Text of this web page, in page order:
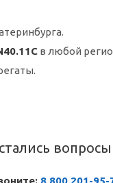
в любой
вопросы
8 800 201-95-